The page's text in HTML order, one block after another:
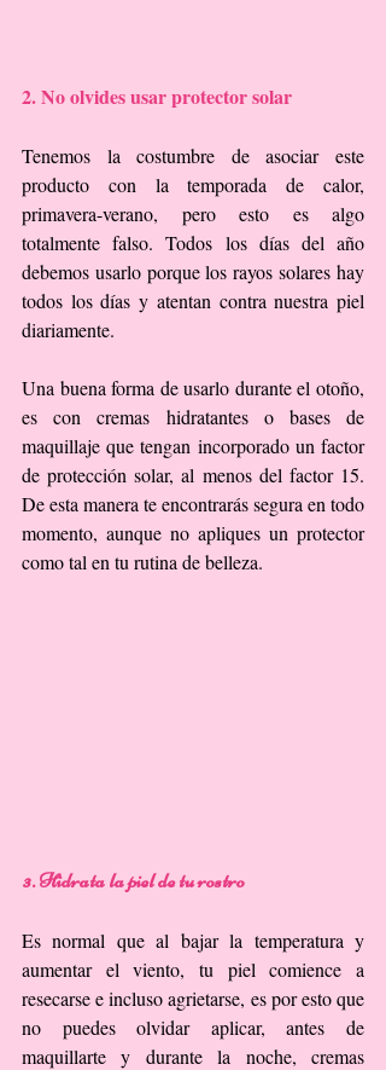
2. No olvides usar protector solar
Tenemos la costumbre de asociar este
producto con la temporada de calor,
primavera-verano, pero esto es algo
totalmente falso. Todos los días del año
debemos usarlo porque los rayos solares hay
todos los días y atentan contra nuestra piel
diariamente.
Una buena forma de usarlo durante el otoño,
es con cremas hidratantes o bases de
maquillaje que tengan incorporado un factor
de protección solar, al menos del factor 15.
De esta manera te encontrarás segura en todo
momento, aunque no apliques un protector
como tal en tu rutina de belleza.
3. Hidrata la piel de tu rostro
Es normal que al bajar la temperatura y
aumentar el viento, tu piel comience a
resecarse e incluso agrietarse, es por esto que
no puedes olvidar aplicar, antes de
maquillarte y durante la noche, cremas